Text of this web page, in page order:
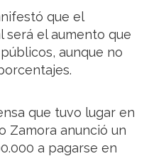
que el
será el aumento que
aunque no
que tuvo lugar en
Zamora anunció un
a pagarse en